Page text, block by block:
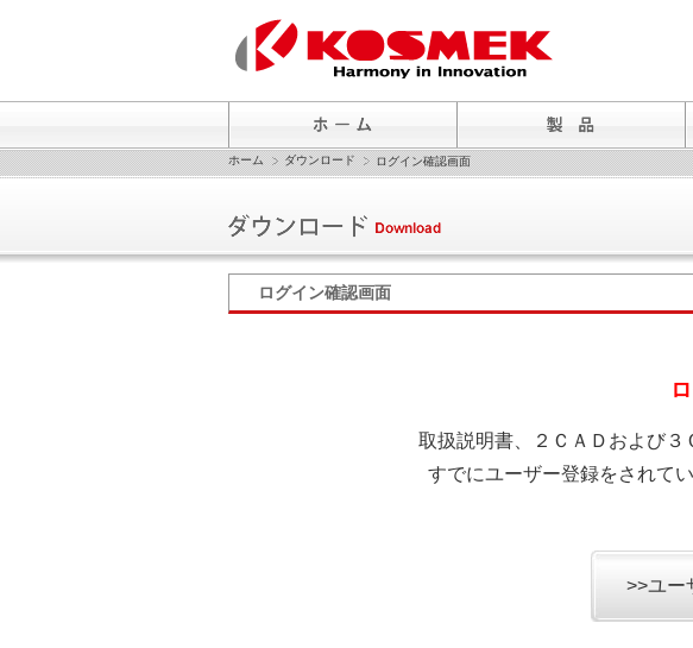
ホーム ダウンロード ログイン確認画面
ログイン確認画面
取扱説明書、２ＣＡＤおよび３
すでにユーザー登録をされて
>>ユー